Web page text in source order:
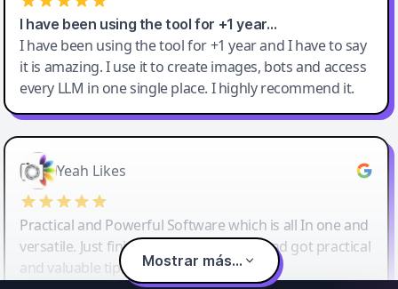
I have been using the tool for +1 year…
I have been using the tool for +1 year and I have to say
it is amazing. I use it to create images, bots and access
every LLM in one single place. I highly recommend it.
Yeah Likes
Practical and Powerful Software which is all In one and
versatile. Just finished their workshop and got practical
and valuable tips and tricks.
Mostrar más...